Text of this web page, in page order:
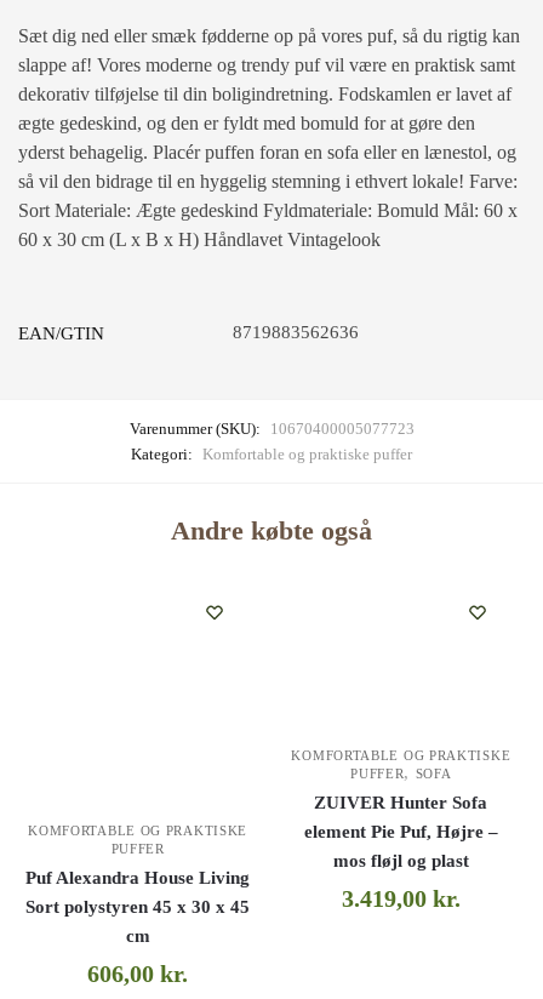
Sæt dig ned eller smæk fødderne op på vores puf, så du rigtig kan
slappe af! Vores moderne og trendy puf vil være en praktisk samt
dekorativ tilføjelse til din boligindretning. Fodskamlen er lavet af
ægte gedeskind, og den er fyldt med bomuld for at gøre den
yderst behagelig. Placér puffen foran en sofa eller en lænestol, og
så vil den bidrage til en hyggelig stemning i ethvert lokale! Farve:
Sort Materiale: Ægte gedeskind Fyldmateriale: Bomuld Mål: 60 x
60 x 30 cm (L x B x H) Håndlavet Vintagelook
EAN/GTIN 8719883562636
Varenummer (SKU):
10670400005077723
Kategori: Komfortable og praktiske puffer
Andre købte også
KOMFORTABLE OG PRAKTISKE
PUFFER
Puf Alexandra House Living
Sort polystyren 45 x 30 x 45
cm
606,00kr.
KOMFORTABLE OG PRAKTISKE
PUFFER, SOFA
ZUIVER Hunter Sofa
element Pie Puf, Højre –
mos fløjl og plast
3.419,00 kr.